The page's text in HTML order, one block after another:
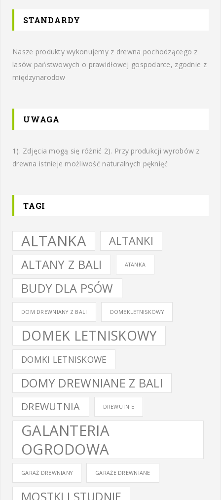
STANDARDY
Nasze produkty wykonujemy z drewna pochodzącego z
lasów państwowych o prawidłowej gospodarce, zgodnie z
międzynarodow
UWAGA
1). Zdjęcia mogą się różnić 2). Przy produkcji wyrobów z
drewna istnieje możliwość naturalnych pęknięć
TAGI
ALTANKA ALTANKI
ALTANY Z BALI ATANKA
BUDY DLA PSÓW
DOM DREWNIANY Z BALI DOMEKLETNISKOWY
DOMEK LETNISKOWY
DOMKI LETNISKOWE
DOMY DREWNIANE Z BALI
DREWUTNIA DREWUTNIE
GALANTERIA
OGRODOWA
GARAŻ DREWNIANY GARAŻE DREWNIANE
MOSTKI I STUDNIE